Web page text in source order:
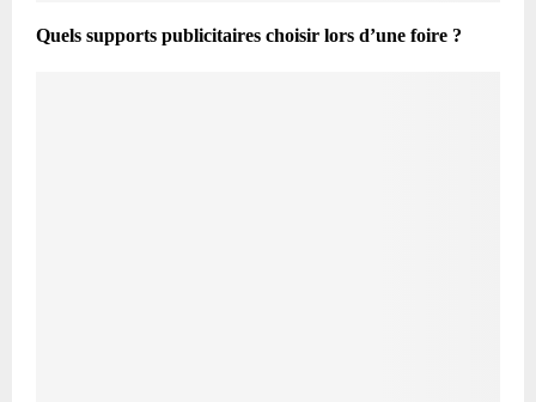
Quels supports publicitaires choisir lors d’une foire ?